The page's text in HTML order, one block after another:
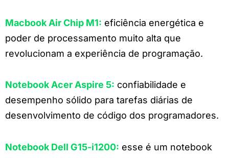
Macbook Air Chip M1: eficiência energética e
poder de processamento muito alta que
revolucionam a experiência de programação.
Notebook Acer Aspire 5: confiabilidade e
desempenho sólido para tarefas diárias de
desenvolvimento de código dos programadores.
Notebook Dell G15-i1200: esse é um notebook